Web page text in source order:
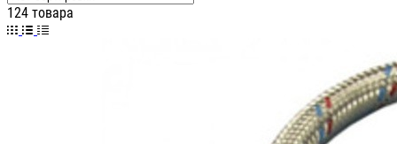
124 товара